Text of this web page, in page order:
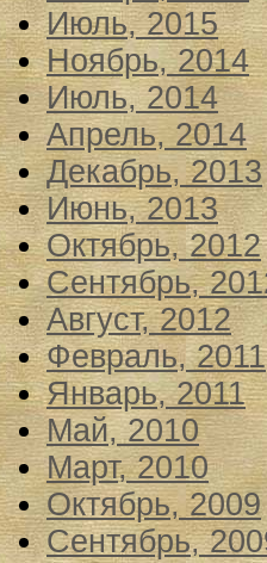
Июль, 2015
Ноябрь, 2014
Июль, 2014
Апрель, 2014
Декабрь, 2013
Июнь, 2013
Октябрь, 2012
Сентябрь,
Август, 2012
Февраль, 2011
Январь, 2011
Май, 2010
Март, 2010
Октябрь, 2009
Сентябрь,